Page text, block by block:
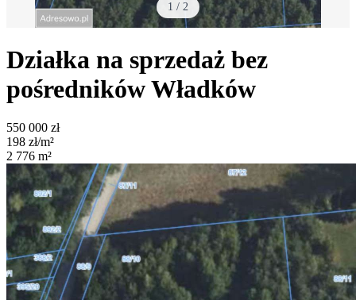
1 / 2
Działka na sprzedaż bez
pośrednikówWładków
550 000 zł
198 zł/m²
2 776 m²